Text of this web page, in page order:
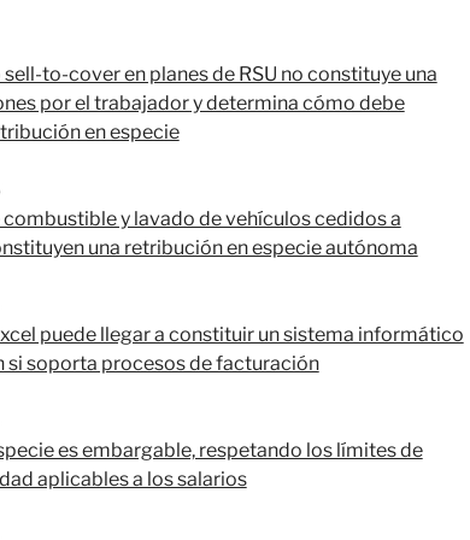
to-cover en planes de RSU no constituye una
por el trabajador y determina cómo debe
en especie
y lavado de vehículos cedidos a
una retribución en especie autónoma
puede llegar a constituir un sistema informático
si soporta procesos de facturación
es embargable, respetando los límites de
aplicables a los salarios